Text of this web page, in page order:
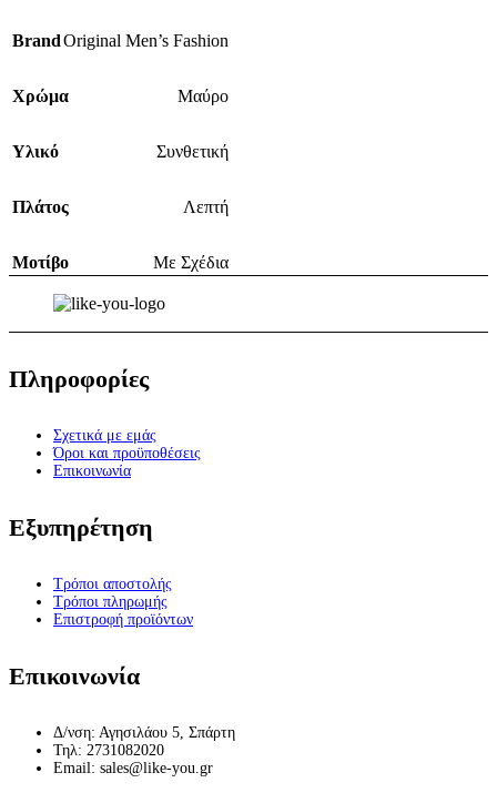
BrandOriginal Men’s Fashion
Χρώμα Μαύρο
Υλικό Συνθετική
Πλάτος Λεπτή
Μοτίβο Με Σχέδια
Πληροφορίες
Σχετικά με εμάς
Όροι και προϋποθέσεις
Επικοινωνία
Εξυπηρέτηση
Τρόποι αποστολής
Τρόποι πληρωμής
Επιστροφή προϊόντων
Επικοινωνία
Δ/νση: Αγησιλάου 5, Σπάρτη
Τηλ: 2731082020
Email: sales@like-you.gr